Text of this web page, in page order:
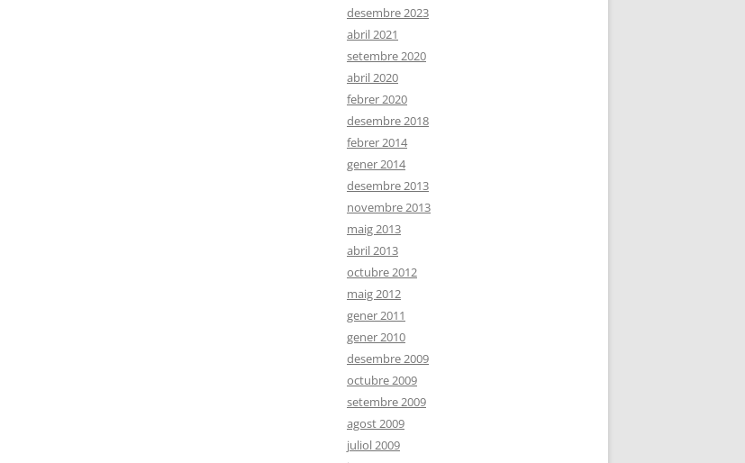
desembre 2023
abril 2021
setembre 2020
abril 2020
febrer 2020
desembre 2018
febrer 2014
gener 2014
desembre 2013
novembre 2013
maig 2013
abril 2013
octubre 2012
maig 2012
gener 2011
gener 2010
desembre 2009
octubre 2009
setembre 2009
agost 2009
juliol 2009